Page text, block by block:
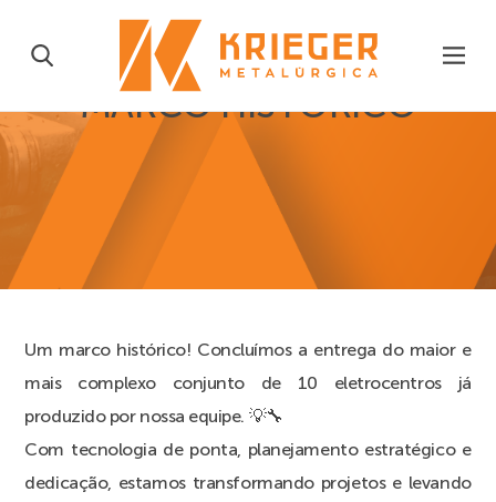
MARCO HISTORICO
Um marco histórico! Concluímos a entrega do maior e
mais complexo conjunto de 10 eletrocentros já
produzido por nossa equipe. 💡🔧
Com tecnologia de ponta, planejamento estratégico e
dedicação, estamos transformando projetos e levando